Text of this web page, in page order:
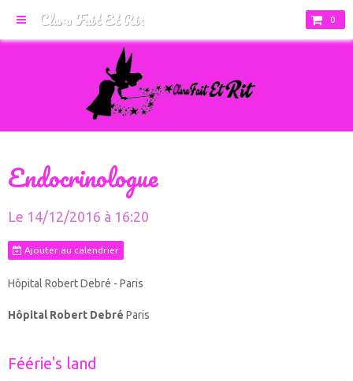
Clara Fait Et Rit 0
Endocrinologue
Le 14/12/2016 à 16:20
Ajouter au calendrier
Hôpital Robert Debré - Paris
Hôpital Robert Debré Paris
Féérie's land